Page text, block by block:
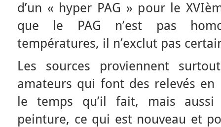
d’un « hyper PAG » pour le
que le PAG n’est pas
températures, il n’exclut pas
Les sources proviennent
amateurs qui font des relevés en
le temps qu’il fait, mais
peinture, ce qui est nouveau et